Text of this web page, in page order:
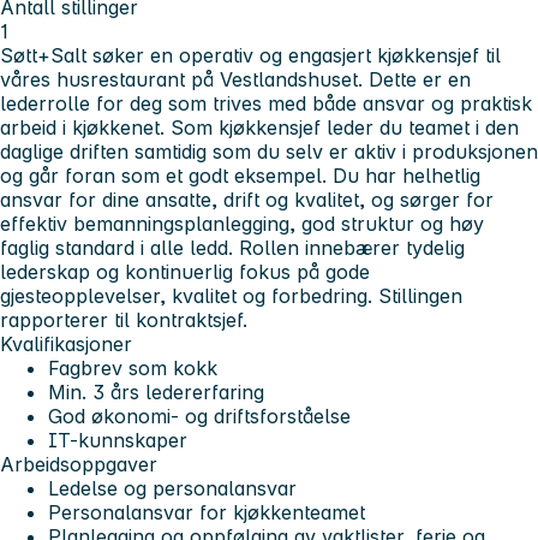
Antall stillinger
1
Søtt+Salt søker en operativ og engasjert kjøkkensjef til
våres husrestaurant på Vestlandshuset. Dette er en
lederrolle for deg som trives med både ansvar og praktisk
arbeid i kjøkkenet. Som kjøkkensjef leder du teamet i den
daglige driften samtidig som du selv er aktiv i produksjonen
og går foran som et godt eksempel. Du har helhetlig
ansvar for dine ansatte, drift og kvalitet, og sørger for
effektiv bemanningsplanlegging, god struktur og høy
faglig standard i alle ledd. Rollen innebærer tydelig
lederskap og kontinuerlig fokus på gode
gjesteopplevelser, kvalitet og forbedring. Stillingen
rapporterer til kontraktsjef.
Kvalifikasjoner
Fagbrev som kokk
Min. 3 års ledererfaring
God økonomi- og driftsforståelse
IT-kunnskaper
Arbeidsoppgaver
Ledelse og personalansvar
Personalansvar for kjøkkenteamet